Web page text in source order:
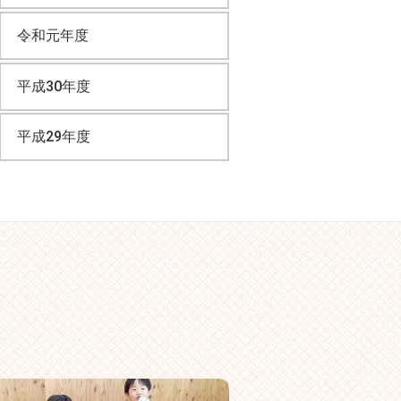
令和元年度
平成30年度
平成29年度